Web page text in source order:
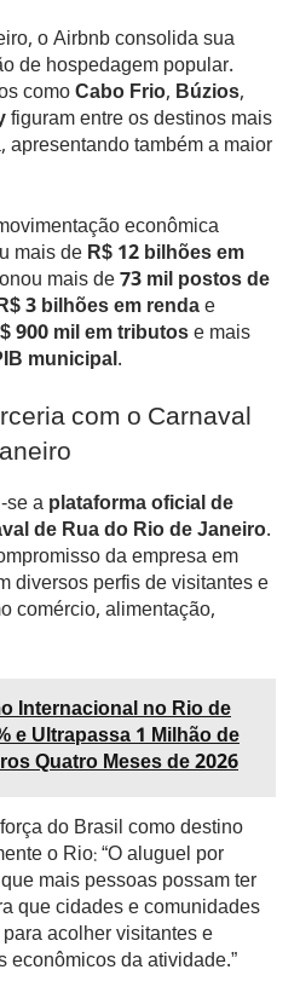
o Airbnb consolida sua
de hospedagem popular.
comoCabo Frio, Búzios,
figuram entre os destinos mais
apresentando também a maior
econômica
mais deR$ 12 bilhões em
mais de73 mil postos de
3 bilhões em rendae
900 mil em tributose mais
municipal.
com o Carnaval
se aplataforma oficial de
de Rua do Rio de Janeiro.
da empresa em
diversos perfis de visitantes e
comércio, alimentação,
Internacional no Rio de
e Ultrapassa 1 Milhão de
Quatro Meses de 2026
do Brasil como destino
o Rio: “O aluguel por
mais pessoas possam ter
que cidades e comunidades
acolher visitantes e
da atividade.”